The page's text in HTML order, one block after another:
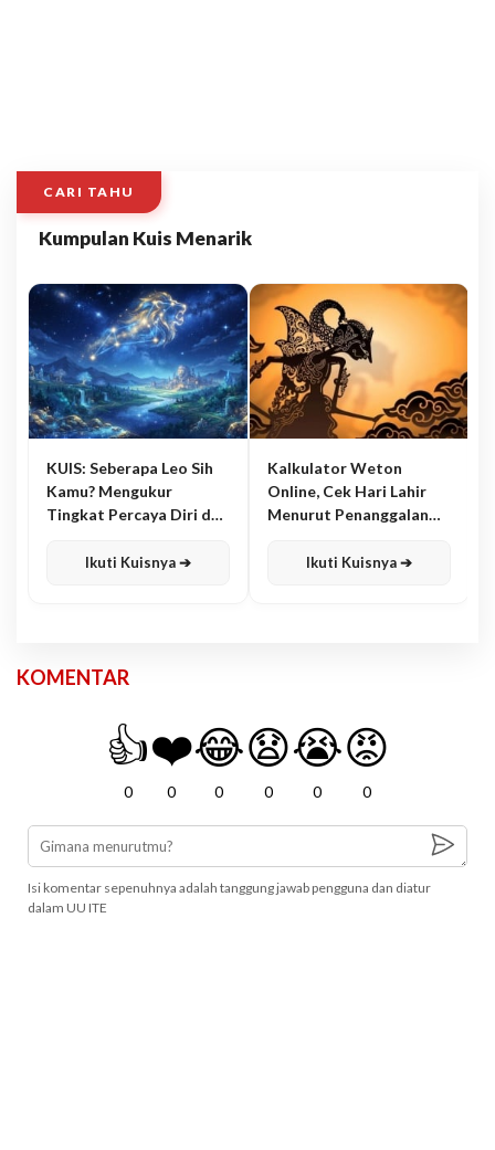
CARI TAHU
Kumpulan Kuis Menarik
KUIS: Seberapa Leo Sih
Kamu? Mengukur
Tingkat Percaya Diri dan
Ikuti Kuisnya ➔
Kalkulator Weton
Online, Cek Hari Lahir
Menurut Penanggalan
Ikuti Kuisnya ➔
KOMENTAR
👍
0
❤️
0
😂
0
😧
0
😭
0
😡
0
Isi komentar sepenuhnya adalah tanggung jawab pengguna dan diatur
dalam UU ITE